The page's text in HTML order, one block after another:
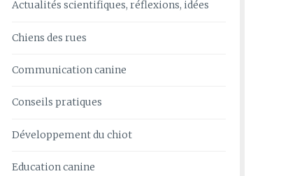
Actualités scientifiques, réflexions, idées
Chiens des rues
Communication canine
Conseils pratiques
Développement du chiot
Education canine